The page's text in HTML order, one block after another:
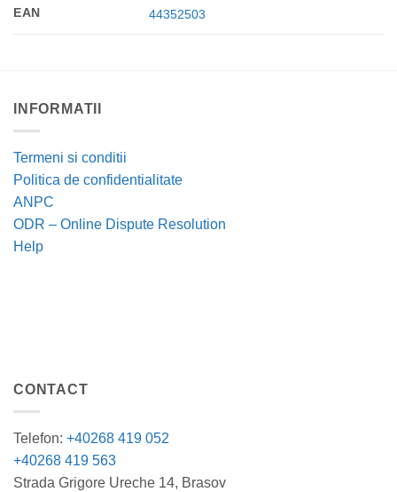
EAN 44352503
INFORMATII
Termeni si conditii
Politica de confidentialitate
ANPC
ODR – Online Dispute Resolution
Help
CONTACT
Telefon: +40268 419 052
+40268 419 563
Strada Grigore Ureche 14, Brasov